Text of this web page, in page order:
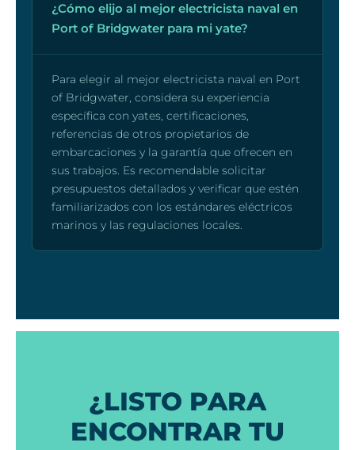
¿Cómo elijo al mejor electricista naval en
Port of Bridgwater para mi yate?
Para elegir al mejor electricista naval en Port
of Bridgwater, considera su experiencia
específica con yates, certificaciones,
referencias de otros propietarios de
embarcaciones y la garantía que ofrecen en
sus trabajos. Es recomendable solicitar
presupuestos detallados y verificar que estén
familiarizados con los estándares eléctricos
marinos y las regulaciones locales.
¿LISTO PARA
ENCONTRAR TU